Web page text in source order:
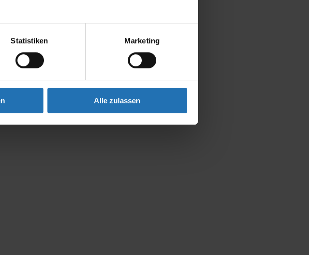
Statistiken Marketing
Alle zulassen